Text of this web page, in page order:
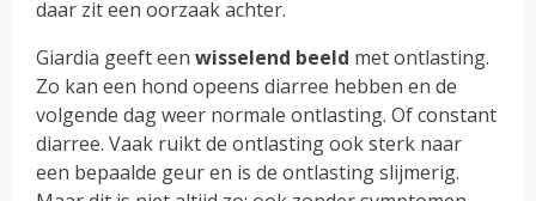
daar zit een oorzaak achter.
Giardia geeft eenwisselend beeld met ontlasting.
Zo kan een hond opeens diarree hebben en de
volgende dag weer normale ontlasting. Of constant
diarree. Vaak ruikt de ontlasting ook sterk naar
een bepaalde geur en is de ontlasting slijmerig.